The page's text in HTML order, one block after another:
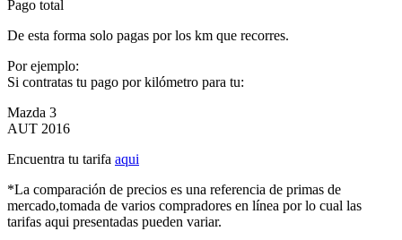
Pago total
De esta forma solo pagas por los km que recorres.
Por ejemplo:
Si contratas tu pago por kilómetro para tu:
Mazda 3
AUT 2016
Encuentra tu tarifa aqui
*La comparación de precios es una referencia de primas de
mercado,tomada de varios compradores en línea por lo cual las
tarifas aqui presentadas pueden variar.